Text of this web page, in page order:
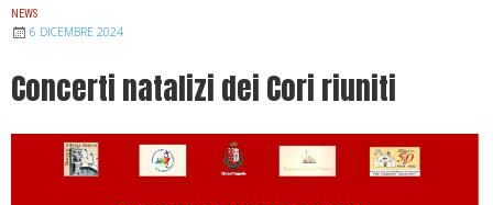
NEWS
6 DICEMBRE 2024
Concerti natalizi dei Cori riuniti